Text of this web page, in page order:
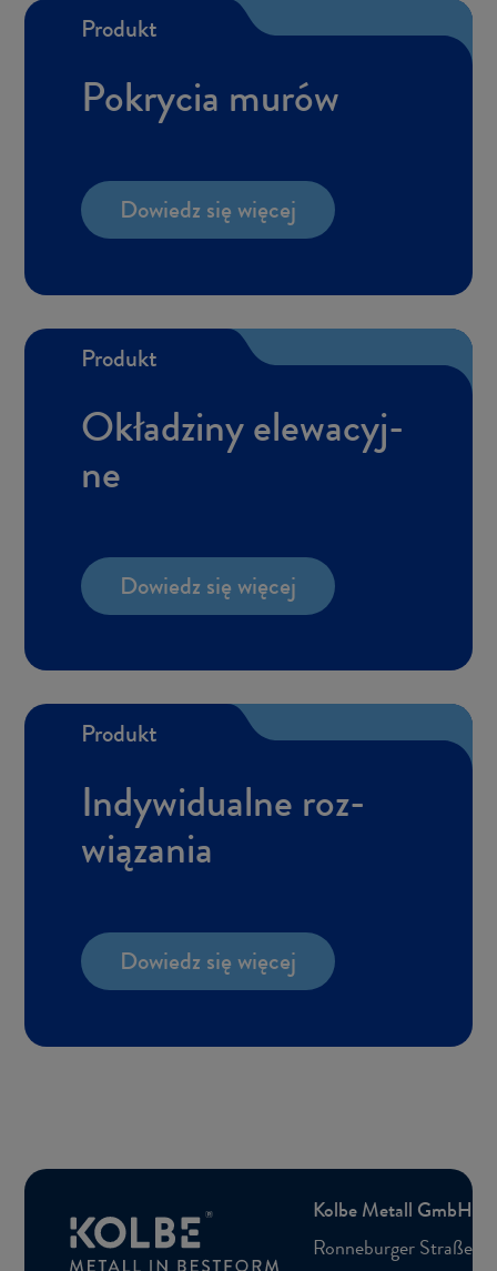
Pro­dukt
Po­kry­cia murów
Do­wiedz się wię­cej
Pro­dukt
Okła­dzi­ny ele­wa­cyj­
ne
Do­wiedz się wię­cej
Pro­dukt
In­dy­wi­du­al­ne roz­
wią­za­nia
Do­wiedz się wię­cej
Kolbe Me­tall GmbH
Ron­ne­bur­ger Straße